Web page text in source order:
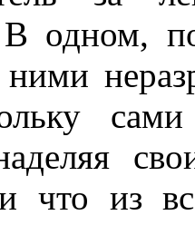
одном,
что из